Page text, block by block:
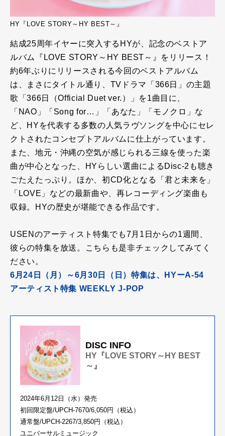
HY『LOVE STORY～HY BEST～』
結成25周年イヤーに突入するHYが、記念のベストア
ルバム『LOVE STORY～HY BEST～』をリリース！
約6年ぶりにリリースされる今回のベストアルバム
は、まさにタイトル通り、TVドラマ「366日」の主題
歌「366日（Official Duet ver.）」を1曲目に、
「NAO」「Song for…」「あなた」「モノクロ」な
ど、HYを代表する多数の人気ラヴソングを中心にセレ
クトされたコンセプトアルバムに仕上がっています。
また、地元・沖縄の空気が感じられる三線を使った楽
曲が中心となった、HYらしい選曲によるDisc-2も聴き
ごたえたっぷり。ほか、初CD化となる「君と未来を」
「LOVE」などの最新曲や、再レコーディング楽曲も
収録。HYの歴史が堪能できる作品です。
USENのアーティスト特集でも7月1日からの1週間、
彼らの特集を放送。こちらも是非チェックしてみてく
ださい。
6月24日（月）～6月30日（日）特集は、HYーA-54
アーティスト特集 WEEKLY J-POP
DISC INFO
HY『LOVE STORY～HY BEST
～』
2024年6月12日（水）発売
初回限定盤/UPCH-7670/6,050円（税込）
通常盤/UPCH-2267/3,850円（税込）
ユニバーサルミュージック